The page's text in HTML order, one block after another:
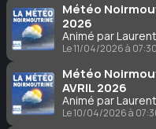
Météo
2026
Animé par Laurent
Le 11/04/2026 à 07:30
Météo
AVRIL 2026
Animé par Laurent
Le 10/04/2026 à